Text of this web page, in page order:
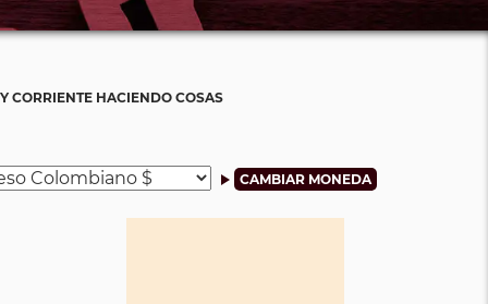
CORRIENTE HACIENDO COSAS